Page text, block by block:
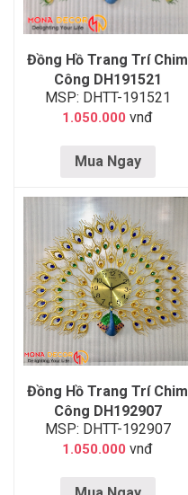
Đồng Hồ Trang Trí Chim
Công DH191521
MSP: DHTT-191521
1.050.000 vnđ
Mua Ngay
Đồng Hồ Trang Trí Chim
Công DH192907
MSP: DHTT-192907
1.050.000 vnđ